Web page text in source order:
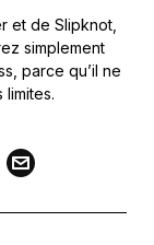
et de Slipknot,
simplement
parce qu’il ne